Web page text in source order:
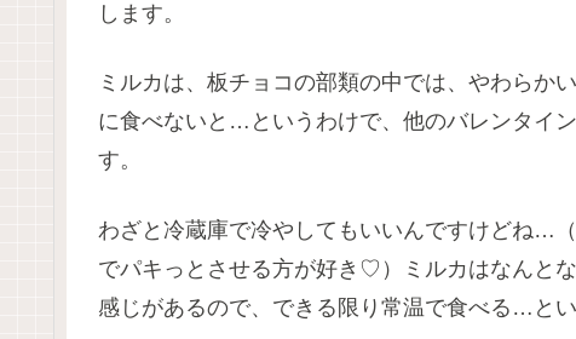
します。
ミルカは、板チョコの部類の中では、やわらか
に食べないと…というわけで、他のバレンタイ
す。
わざと冷蔵庫で冷やしてもいいんですけどね…
でパキっとさせる方が好き♡）ミルカはなんと
感じがあるので、できる限り常温で食べる…と